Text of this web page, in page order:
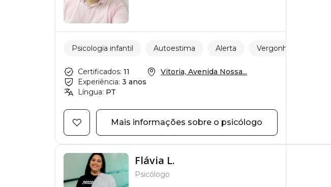
Psicologia infantil Autoestima Alerta Vergonha e culpa
Certificados: 11
Experiência: 3 anos
Língua: PT
Vitoria, Avenida Nossa...
Mais informações sobre o psicólogo
Flávia L.
Psicólogo